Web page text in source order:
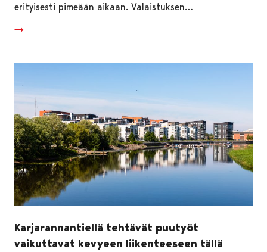
erityisesti pimeään aikaan. Valaistuksen…
Karjarannantiellä tehtävät puutyöt
vaikuttavat kevyeen liikenteeseen tällä